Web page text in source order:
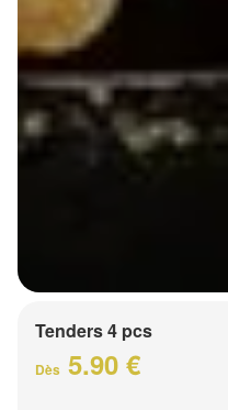
Tenders 4 pcs
Dès 5.90 €